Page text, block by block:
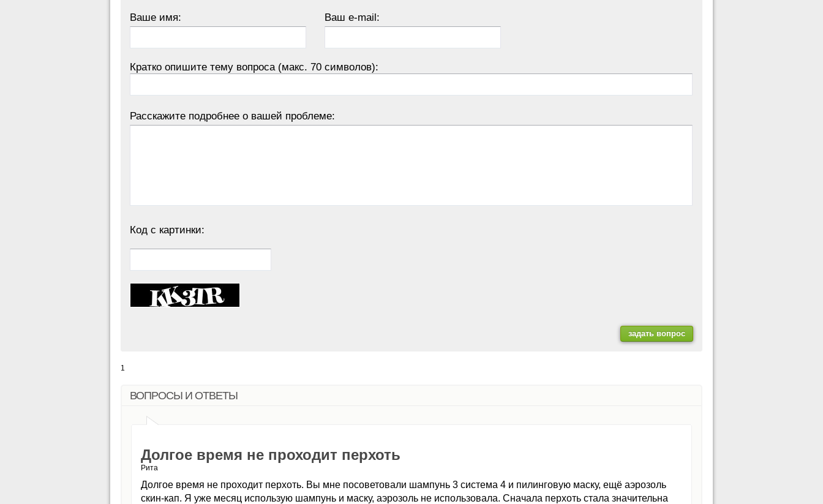
Ваше имя: Ваш e-mail:
Кратко опишите тему вопроса (макс. 70 символов):
Расскажите подробнее о вашей проблеме:
Код с картинки:
1
ВОПРОСЫ И ОТВЕТЫ
Долгое время не проходит перхоть
Рита
Долгое время не проходит перхоть. Вы мне посоветовали шампунь 3 система 4 и пилинговую маску, ещё аэрозоль
скин-кап. Я уже месяц использую шампунь и маску, аэрозоль не использовала. Сначала перхоть стала значительна